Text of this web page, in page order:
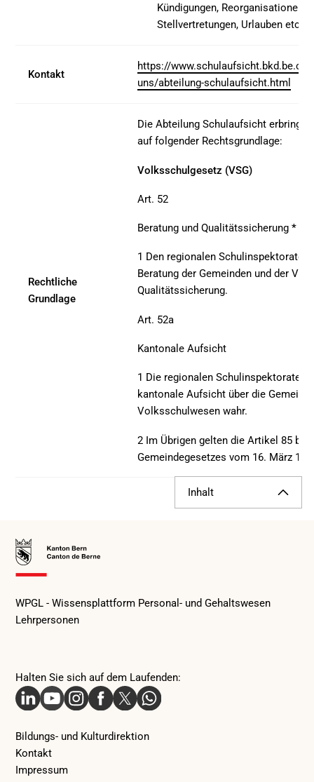
Inhalt
Kündigungen, Reorganisationen,
Stellvertretungen, Urlauben etc.
Kontakt
https://
uns/abteilung-schulaufsicht.html
Rechtliche
Grundlage
Die Abteilung Schulaufsicht erbringt
auf folgender Rechtsgrundlage:
Volksschulgesetz (VSG)
Art. 52
Beratung und Qualitätssicherung *
1 Den regionalen Schulinspektoraten
Beratung der Gemeinden und der
Qualitätssicherung.
Art. 52a
Kantonale Aufsicht
1 Die regionalen Schulinspektorate
kantonale Aufsicht über die
Volksschulwesen wahr.
2 Im Übrigen gelten die Artikel 85 bis
Gemeindegesetzes vom 16. März
Zur
Startseite
Halten Sie sich auf dem Laufenden:
WPGL - Wissensplattform Personal- und Gehaltswesen
Lehrpersonen
Bildungs- und Kulturdirektion
Kontakt
Impressum